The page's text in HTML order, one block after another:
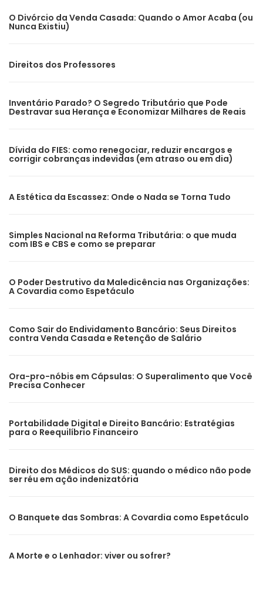
O Divórcio da Venda Casada: Quando o Amor Acaba (ou
Nunca Existiu)
Direitos dos Professores
Inventário Parado? O Segredo Tributário que Pode
Destravar sua Herança e Economizar Milhares de Reais
Dívida do FIES: como renegociar, reduzir encargos e
corrigir cobranças indevidas (em atraso ou em dia)
A Estética da Escassez: Onde o Nada se Torna Tudo
Simples Nacional na Reforma Tributária: o que muda
com IBS e CBS e como se preparar
O Poder Destrutivo da Maledicência nas Organizações:
A Covardia como Espetáculo
Como Sair do Endividamento Bancário: Seus Direitos
contra Venda Casada e Retenção de Salário
Ora-pro-nóbis em Cápsulas: O Superalimento que Você
Precisa Conhecer
Portabilidade Digital e Direito Bancário: Estratégias
para o Reequilíbrio Financeiro
Direito dos Médicos do SUS: quando o médico não pode
ser réu em ação indenizatória
O Banquete das Sombras: A Covardia como Espetáculo
A Morte e o Lenhador: viver ou sofrer?